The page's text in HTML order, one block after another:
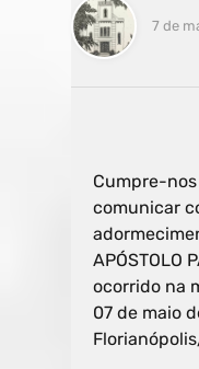
7 de
Cumpre-
comunicar
APÓSTOLO
ocorrido na
07 de maio